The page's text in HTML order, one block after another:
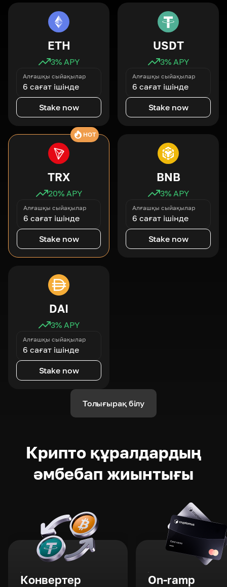
ETH
3% APY
Алғашқы сыйақылар
6 сағат ішінде
Stake now
USDT
3% APY
Алғашқы сыйақылар
6 сағат ішінде
Stake now
HOT
TRX
20% APY
Алғашқы сыйақылар
6 сағат ішінде
Stake now
BNB
3% APY
Алғашқы сыйақылар
6 сағат ішінде
Stake now
DAI
3% APY
Алғашқы сыйақылар
6 сағат ішінде
Stake now
Толығырақ білу
Крипто құралдардың
әмбебап жиынтығы
Конвертер On-ramp